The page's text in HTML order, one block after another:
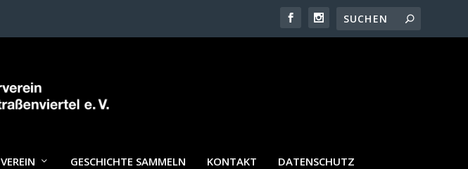
VEREIN GESCHICHTE SAMMELN KONTAKT DATENSCHUTZ